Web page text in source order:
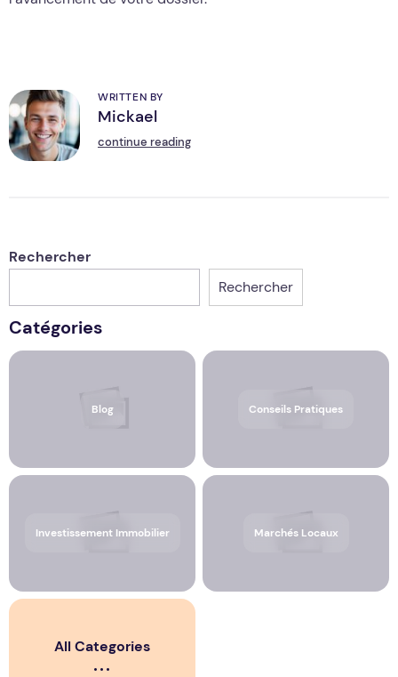
M
WRITTEN BY
Mickael
continue reading
Rechercher
Rechercher
Catégories
Blog Conseils Pratiques
Investissement Immobilier Marchés Locaux
All Categories